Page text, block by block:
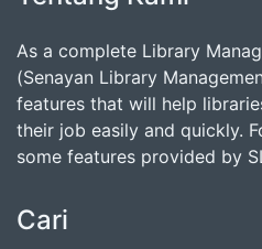
As a complete Library
(Senayan Library
features that will help
their job easily and quickly.
some features provided by
Cari